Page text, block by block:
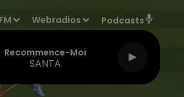
Webradios Podcasts
Recommence-Moi
SANTA